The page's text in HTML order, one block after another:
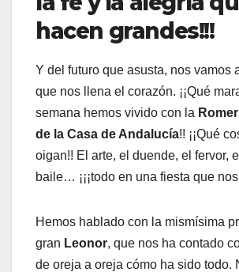
hacen grandes!!!
Y del futuro que asusta, nos vamos
que nos llena el corazón. ¡¡Qué
semana hemos vivido con la
de la Casa de Andalucía!! ¡¡Qué
oigan!! El arte, el duende, el fervor,
baile… ¡¡¡todo en una fiesta que
Hemos hablado con la mismísima
gran Leonor, que nos ha contado
de oreja a oreja cómo ha sido todo.